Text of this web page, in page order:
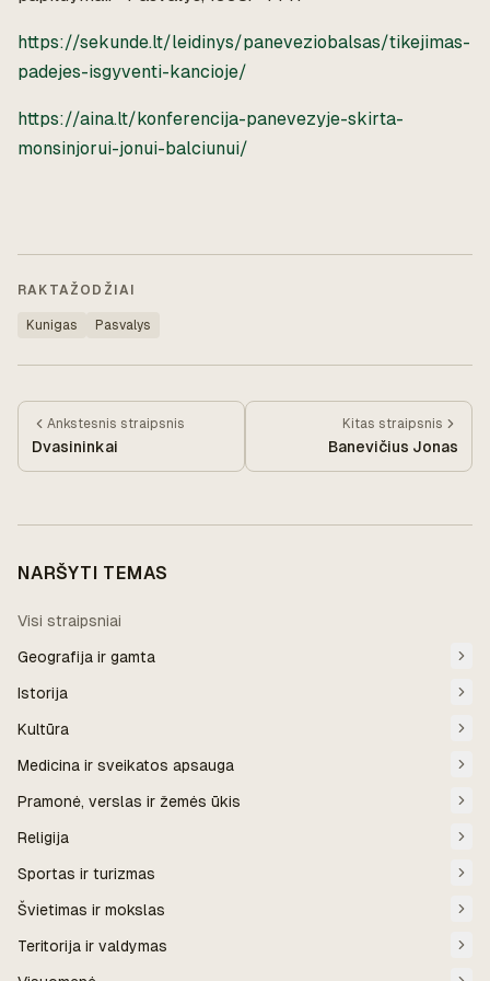
https://sekunde.lt/leidinys/paneveziobalsas/tikejimas-
padejes-isgyventi-kancioje/
https://aina.lt/konferencija-panevezyje-skirta-
monsinjorui-jonui-balciunui/
RAKTAŽODŽIAI
Kunigas Pasvalys
Ankstesnis straipsnis
Dvasininkai
Kitas straipsnis
Banevičius Jonas
NARŠYTI TEMAS
Visi straipsniai
Geografija ir gamta
Istorija
Kultūra
Medicina ir sveikatos apsauga
Pramonė, verslas ir žemės ūkis
Religija
Sportas ir turizmas
Švietimas ir mokslas
Teritorija ir valdymas